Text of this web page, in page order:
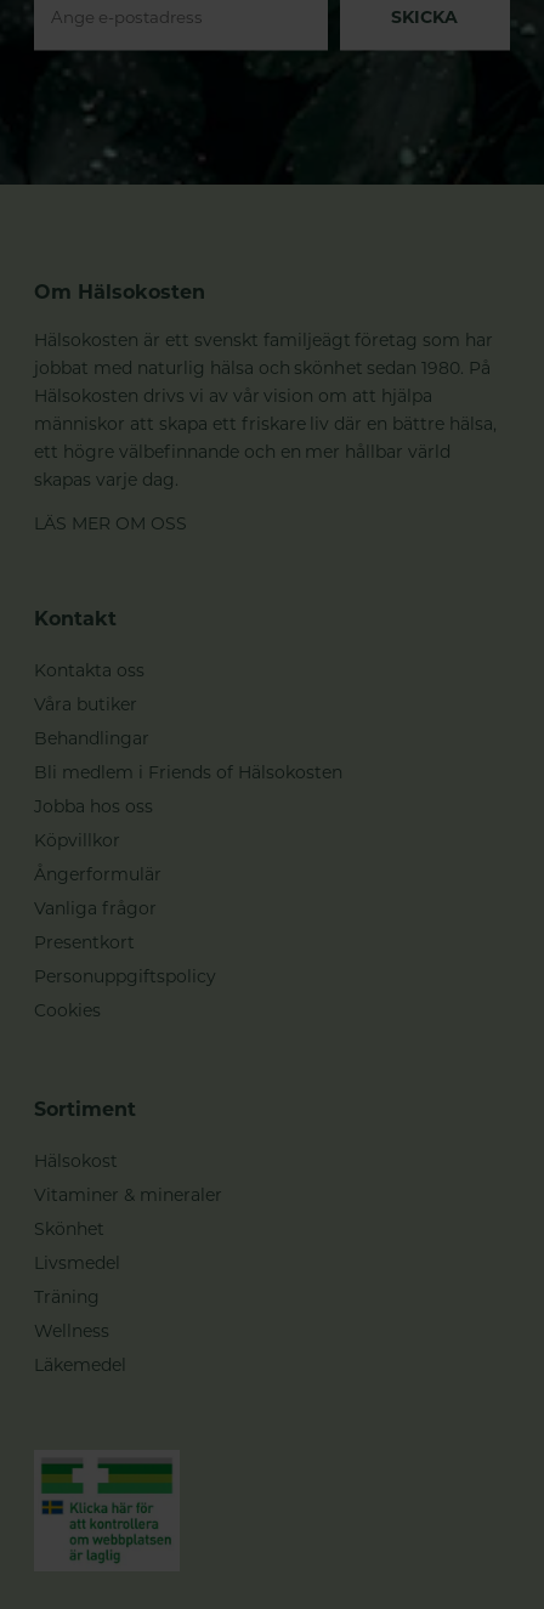
SKICKA
Om Hälsokosten
Hälsokosten är ett svenskt familjeägt företag som har
jobbat med naturlig hälsa och skönhet sedan 1980. På
Hälsokosten drivs vi av vår vision om att hjälpa
människor att skapa ett friskare liv där en bättre hälsa,
ett högre välbefinnande och en mer hållbar värld
skapas varje dag.
LÄS MER OM OSS
Kontakt
Kontakta oss
Våra butiker
Behandlingar
Bli medlem i Friends of Hälsokosten
Jobba hos oss
Köpvillkor
Ångerformulär
Vanliga frågor
Presentkort
Personuppgiftspolicy
Cookies
Sortiment
Hälsokost
Vitaminer & mineraler
Skönhet
Livsmedel
Träning
Wellness
Läkemedel